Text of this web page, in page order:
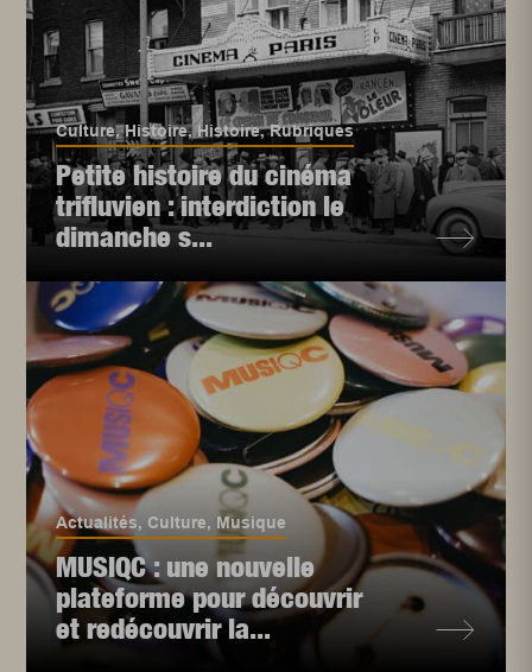
Culture,Histoire,Histoire,Rubriques
Petite histoire du cinéma
trifluvien : interdiction le
dimanche s...
Actualités,Culture, Musique
MUSIQC : une nouvelle
plateforme pour découvrir
et redécouvrir la...